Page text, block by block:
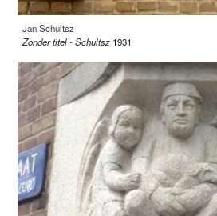
Jan Schultsz
Zonder titel - Schultsz 1931